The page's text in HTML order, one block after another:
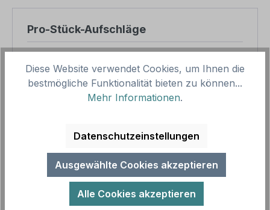
Pro-Stück-Aufschläge
Zwischensumme
12,50 €
Gesamtpreis
Preise inkl. MwSt. zzgl. Versandkosten
Aufgrund von Neuberechnungen im Warenkorb sind
abweichende Endpreise möglich.
Diese Website verwendet Cookies, um Ihnen die
bestmögliche Funktionalität bieten zu können...
Mehr Informationen.
Datenschutzeinstellungen
Ausgewählte Cookies akzeptieren
Alle Cookies akzeptieren